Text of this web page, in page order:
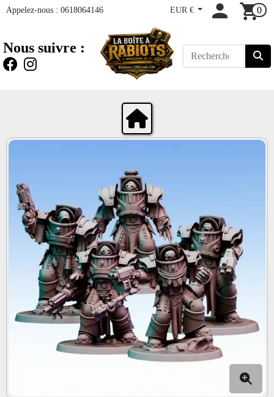
Appelez-nous : 0618064146 EUR € 0
Nous suivre :